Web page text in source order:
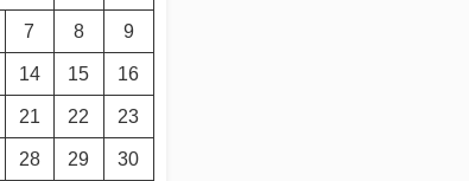
7 8 9
14 15 16
21 22 23
28 29 30